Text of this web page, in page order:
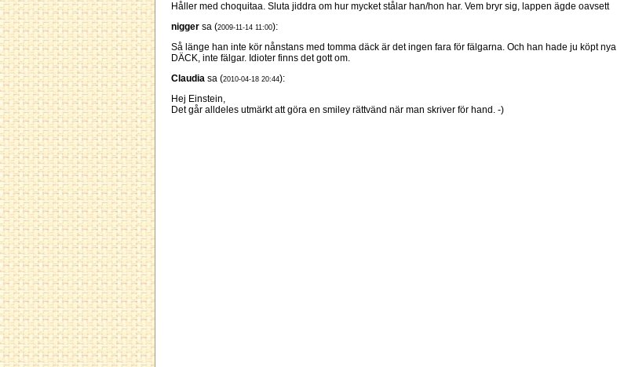
Håller med choquitaa. Sluta jiddra om hur mycket stålar han/hon har. Vem bryr sig, lappen ägde oavsett
nigger sa (2009-11-14 11:00):
Så länge han inte kör nånstans med tomma däck är det ingen fara för fälgarna. Och han hade ju köpt nya
DÄCK, inte fälgar. Idioter finns det gott om.
Claudia sa (2010-04-18 20:44):
Hej Einstein,
Det går alldeles utmärkt att göra en smiley rättvänd när man skriver för hand. -)